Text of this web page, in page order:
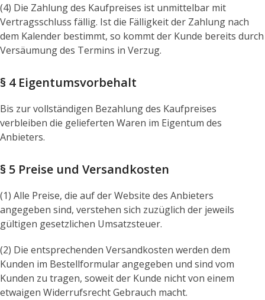
(4) Die Zahlung des Kaufpreises ist unmittelbar mit
Vertragsschluss fällig. Ist die Fälligkeit der Zahlung nach
dem Kalender bestimmt, so kommt der Kunde bereits durch
Versäumung des Termins in Verzug.
§ 4 Eigentumsvorbehalt
Bis zur vollständigen Bezahlung des Kaufpreises
verbleiben die gelieferten Waren im Eigentum des
Anbieters.
§ 5 Preise und Versandkosten
(1) Alle Preise, die auf der Website des Anbieters
angegeben sind, verstehen sich zuzüglich der jeweils
gültigen gesetzlichen Umsatzsteuer.
(2) Die entsprechenden Versandkosten werden dem
Kunden im Bestellformular angegeben und sind vom
Kunden zu tragen, soweit der Kunde nicht von einem
etwaigen Widerrufsrecht Gebrauch macht.